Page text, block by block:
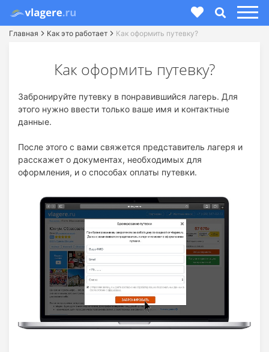
Главная Как это работает Как оформить путевку?
Как оформить путевку?
Забронируйте путевку в понравившийся лагерь. Для
этого нужно ввести только ваше имя и контактные
данные.
После этого с вами свяжется представитель лагеря и
расскажет о документах, необходимых для
оформления, и о способах оплаты путевки.